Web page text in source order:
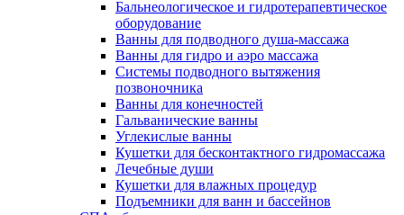
Бальнеологическое и гидротерапевтическое
оборудование
Ванны для подводного душа-массажа
Ванны для гидро и аэро массажа
Системы подводного вытяжения
позвоночника
Ванны для конечностей
Гальванические ванны
Углекислые ванны
Кушетки для бесконтактного гидромассажа
Лечебные души
Кушетки для влажных процедур
Подъемники для ванн и бассейнов